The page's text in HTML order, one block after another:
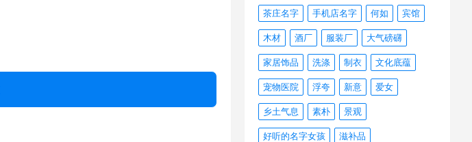
茶庄名字 手机店名字 何如 宾馆
木材 酒厂 服装厂 大气磅礴
家居饰品 洗涤 制衣 文化底蕴
宠物医院 浮夸 新意 爱女
乡土气息 素朴 景观
好听的名字女孩 滋补品